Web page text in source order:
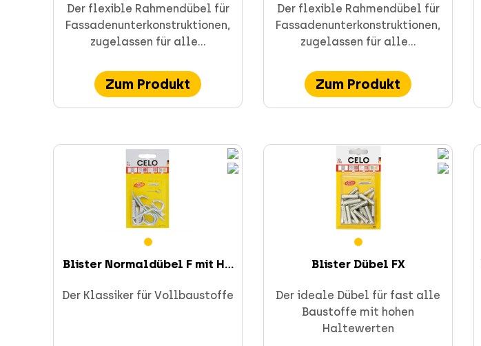
CELO Dübeltechnik und Anker
Veraltete Produkte
Schnellbefestigung
Der flexible Rahmendübel für
Fassadenunterkonstruktionen,
zugelassen für alle...
Zum Produkt
Der flexible Rahmendübel für
Fassadenunterkonstruktionen,
zugelassen für alle...
Zum Produkt
Blister Normaldübel F mit H...
Der Klassiker für Vollbaustoffe
Blister Dübel FX
Der ideale Dübel für fast alle
Baustoffe mit hohen
Haltewerten